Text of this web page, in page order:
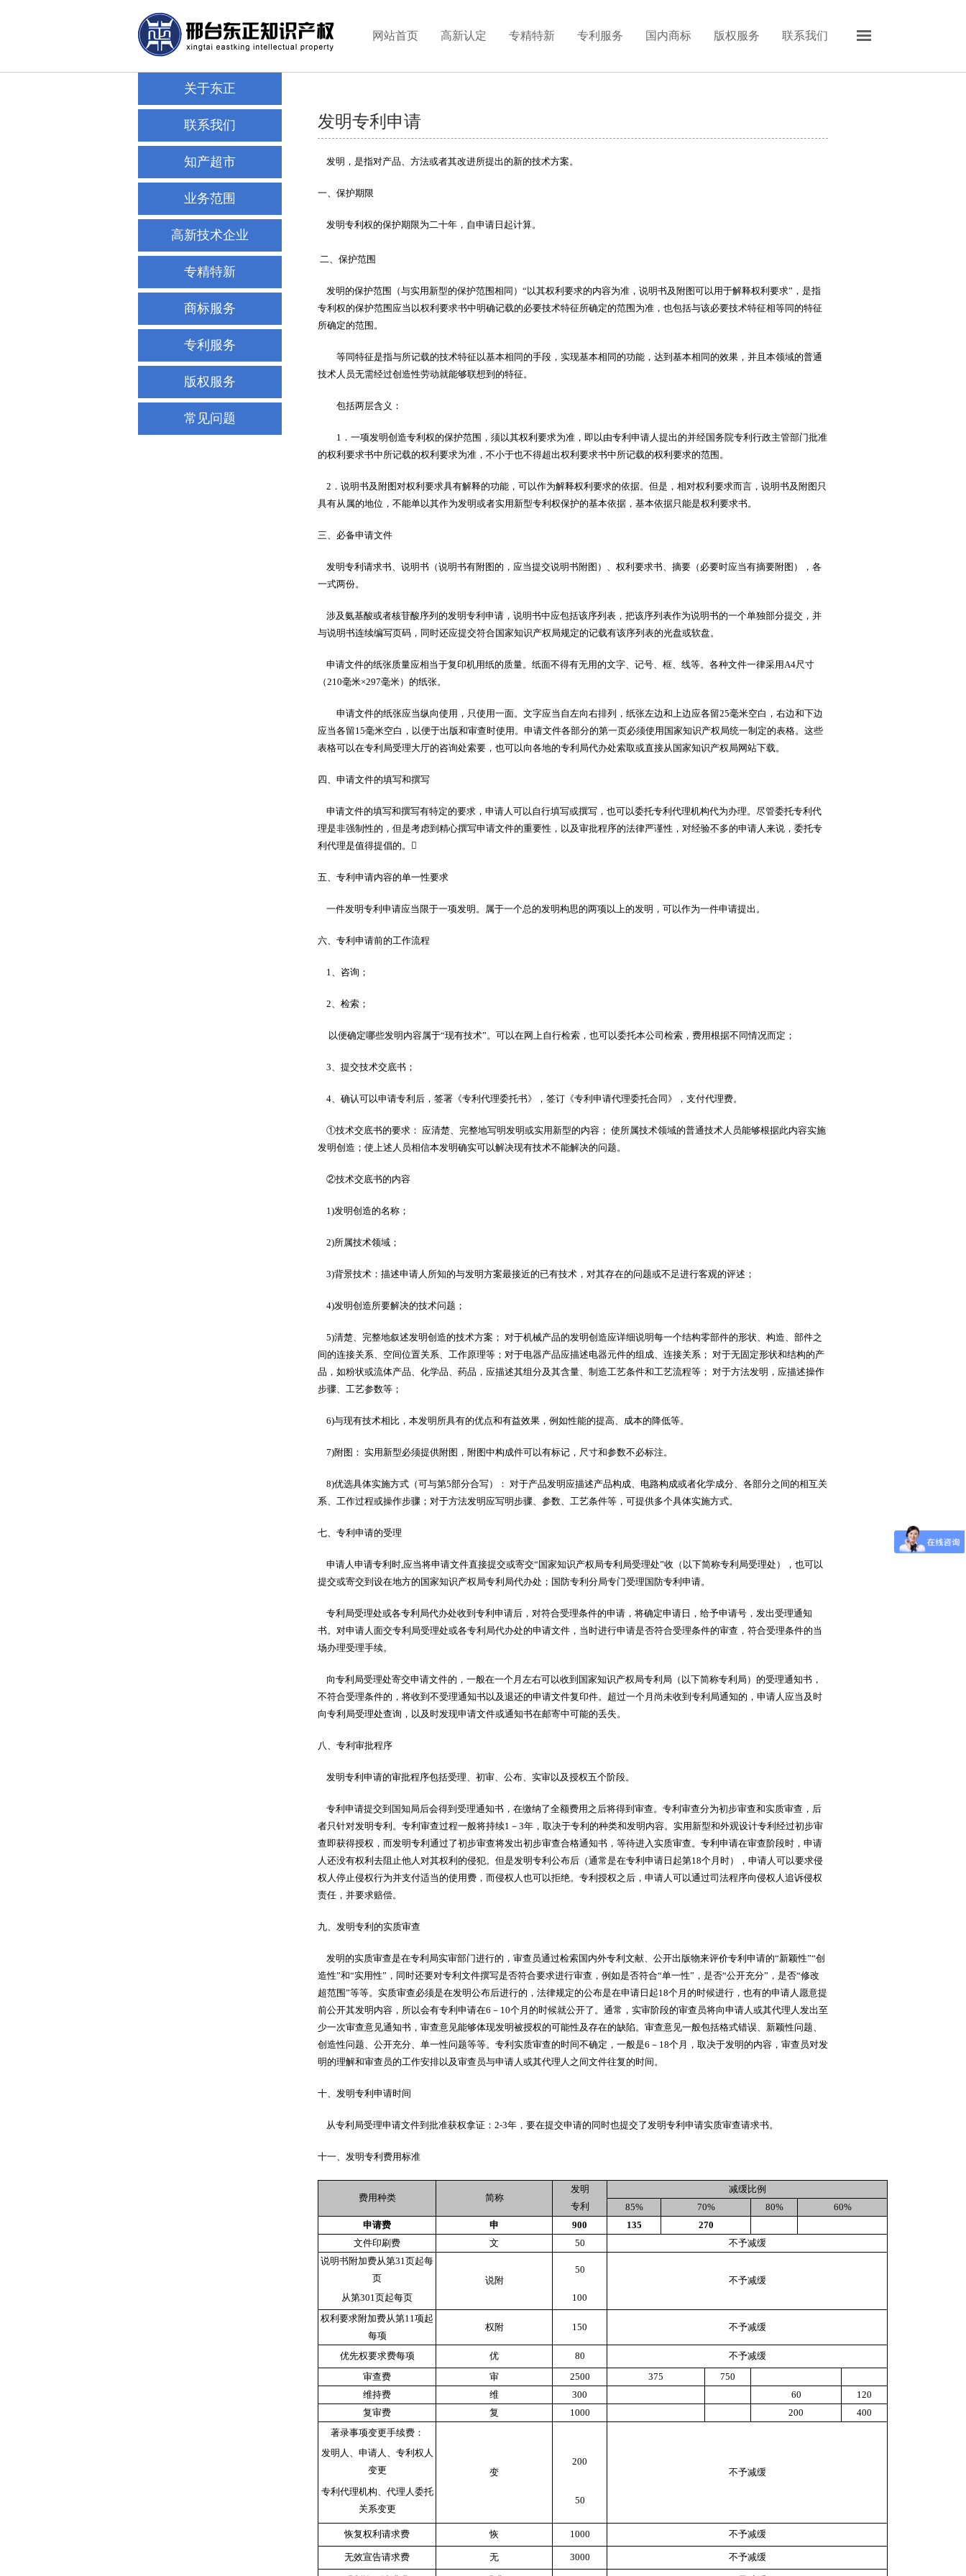
网站首页 高新认定 专精特新 专利服务 国内商标 版权服务 联系我们
关于东正
联系我们
知产超市
业务范围
高新技术企业
专精特新
商标服务
专利服务
版权服务
常见问题
发明专利申请
发明，是指对产品、方法或者其改进所提出的新的技术方案。
一、保护期限
发明专利权的保护期限为二十年，自申请日起计算。
二、保护范围
发明的保护范围（与实用新型的保护范围相同）“以其权利要求的内容为准，说明书及附图可以用于解释权利要求”，是指
专利权的保护范围应当以权利要求书中明确记载的必要技术特征所确定的范围为准，也包括与该必要技术特征相等同的特征
所确定的范围。
等同特征是指与所记载的技术特征以基本相同的手段，实现基本相同的功能，达到基本相同的效果，并且本领域的普通
技术人员无需经过创造性劳动就能够联想到的特征。
包括两层含义：
1．一项发明创造专利权的保护范围，须以其权利要求为准，即以由专利申请人提出的并经国务院专利行政主管部门批准
的权利要求书中所记载的权利要求为准，不小于也不得超出权利要求书中所记载的权利要求的范围。
2．说明书及附图对权利要求具有解释的功能，可以作为解释权利要求的依据。但是，相对权利要求而言，说明书及附图只
具有从属的地位，不能单以其作为发明或者实用新型专利权保护的基本依据，基本依据只能是权利要求书。
三、必备申请文件
发明专利请求书、说明书（说明书有附图的，应当提交说明书附图）、权利要求书、摘要（必要时应当有摘要附图），各
一式两份。
涉及氨基酸或者核苷酸序列的发明专利申请，说明书中应包括该序列表，把该序列表作为说明书的一个单独部分提交，并
与说明书连续编写页码，同时还应提交符合国家知识产权局规定的记载有该序列表的光盘或软盘。
申请文件的纸张质量应相当于复印机用纸的质量。纸面不得有无用的文字、记号、框、线等。各种文件一律采用A4尺寸
（210毫米×297毫米）的纸张。
申请文件的纸张应当纵向使用，只使用一面。文字应当自左向右排列，纸张左边和上边应各留25毫米空白，右边和下边
应当各留15毫米空白，以便于出版和审查时使用。申请文件各部分的第一页必须使用国家知识产权局统一制定的表格。这些
表格可以在专利局受理大厅的咨询处索要，也可以向各地的专利局代办处索取或直接从国家知识产权局网站下载。
四、申请文件的填写和撰写
申请文件的填写和撰写有特定的要求，申请人可以自行填写或撰写，也可以委托专利代理机构代为办理。尽管委托专利代
理是非强制性的，但是考虑到精心撰写申请文件的重要性，以及审批程序的法律严谨性，对经验不多的申请人来说，委托专
利代理是值得提倡的。
五、专利申请内容的单一性要求
一件发明专利申请应当限于一项发明。属于一个总的发明构思的两项以上的发明，可以作为一件申请提出。
六、专利申请前的工作流程
1、咨询；
2、检索；
以便确定哪些发明内容属于“现有技术”。可以在网上自行检索，也可以委托本公司检索，费用根据不同情况而定；
3、提交技术交底书；
4、确认可以申请专利后，签署《专利代理委托书》，签订《专利申请代理委托合同》，支付代理费。
①技术交底书的要求： 应清楚、完整地写明发明或实用新型的内容； 使所属技术领域的普通技术人员能够根据此内容实施
发明创造；使上述人员相信本发明确实可以解决现有技术不能解决的问题。
②技术交底书的内容
1)发明创造的名称；
2)所属技术领域；
3)背景技术：描述申请人所知的与发明方案最接近的已有技术，对其存在的问题或不足进行客观的评述；
4)发明创造所要解决的技术问题；
5)清楚、完整地叙述发明创造的技术方案； 对于机械产品的发明创造应详细说明每一个结构零部件的形状、构造、部件之
间的连接关系、空间位置关系、工作原理等；对于电器产品应描述电器元件的组成、连接关系； 对于无固定形状和结构的产
品，如粉状或流体产品、化学品、药品，应描述其组分及其含量、制造工艺条件和工艺流程等； 对于方法发明，应描述操作
步骤、工艺参数等；
6)与现有技术相比，本发明所具有的优点和有益效果，例如性能的提高、成本的降低等。
7)附图： 实用新型必须提供附图，附图中构成件可以有标记，尺寸和参数不必标注。
8)优选具体实施方式（可与第5部分合写）： 对于产品发明应描述产品构成、电路构成或者化学成分、各部分之间的相互关
系、工作过程或操作步骤；对于方法发明应写明步骤、参数、工艺条件等，可提供多个具体实施方式。
七、专利申请的受理
申请人申请专利时,应当将申请文件直接提交或寄交“国家知识产权局专利局受理处”收（以下简称专利局受理处），也可以
提交或寄交到设在地方的国家知识产权局专利局代办处；国防专利分局专门受理国防专利申请。
专利局受理处或各专利局代办处收到专利申请后，对符合受理条件的申请，将确定申请日，给予申请号，发出受理通知
书。对申请人面交专利局受理处或各专利局代办处的申请文件，当时进行申请是否符合受理条件的审查，符合受理条件的当
场办理受理手续。
向专利局受理处寄交申请文件的，一般在一个月左右可以收到国家知识产权局专利局（以下简称专利局）的受理通知书，
不符合受理条件的，将收到不受理通知书以及退还的申请文件复印件。超过一个月尚未收到专利局通知的，申请人应当及时
向专利局受理处查询，以及时发现申请文件或通知书在邮寄中可能的丢失。
八、专利审批程序
发明专利申请的审批程序包括受理、初审、公布、实审以及授权五个阶段。
专利申请提交到国知局后会得到受理通知书，在缴纳了全额费用之后将得到审查。专利审查分为初步审查和实质审查，后
者只针对发明专利。专利审查过程一般将持续1－3年，取决于专利的种类和发明内容。实用新型和外观设计专利经过初步审
查即获得授权，而发明专利通过了初步审查将发出初步审查合格通知书，等待进入实质审查。专利申请在审查阶段时，申请
人还没有权利去阻止他人对其权利的侵犯。但是发明专利公布后（通常是在专利申请日起第18个月时），申请人可以要求侵
权人停止侵权行为并支付适当的使用费，而侵权人也可以拒绝。专利授权之后，申请人可以通过司法程序向侵权人追诉侵权
责任，并要求赔偿。
九、发明专利的实质审查
发明的实质审查是在专利局实审部门进行的，审查员通过检索国内外专利文献、公开出版物来评价专利申请的“新颖性”“创
造性”和“实用性”，同时还要对专利文件撰写是否符合要求进行审查，例如是否符合“单一性”，是否“公开充分”，是否“修改
超范围”等等。实质审查必须是在发明公布后进行的，法律规定的公布是在申请日起18个月的时候进行，也有的申请人愿意提
前公开其发明内容，所以会有专利申请在6－10个月的时候就公开了。通常，实审阶段的审查员将向申请人或其代理人发出至
少一次审查意见通知书，审查意见能够体现发明被授权的可能性及存在的缺陷。审查意见一般包括格式错误、新颖性问题、
创造性问题、公开充分、单一性问题等等。专利实质审查的时间不确定，一般是6－18个月，取决于发明的内容，审查员对发
明的理解和审查员的工作安排以及审查员与申请人或其代理人之间文件往复的时间。
十、发明专利申请时间
从专利局受理申请文件到批准获权拿证：2-3年，要在提交申请的同时也提交了发明专利申请实质审查请求书。
十一、发明专利费用标准
费用种类 简称
发明
减缓比例
专利
85% 70% 80%
60%
申请费
申 900 135
270
文件印刷费
文 50
不予减缓
说明书附加费从第31页起每
页
说附
50
不予减缓
从第301页起每页
100
权利要求附加费从第11项起
每项
权附 150 不予减缓
优先权要求费每项 优 80
不予减缓
审查费
审 2500 375
750
维持费
维 300 60
120
复审费
复 1000 200
400
著录事项变更手续费：
变 不予减缓
发明人、申请人、专利权人
变更
200
专利代理机构、代理人委托
关系变更
50
恢复权利请求费 恢 1000 不予减缓
无效宣告请求费 无 3000 不予减缓